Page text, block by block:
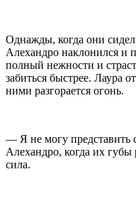
Однажды, когда они
Алехандро наклонился и
полный нежности и
забиться быстрее. Лаура
ними разгорается огонь.
— Я не могу представить
Алехандро, когда их
сила.